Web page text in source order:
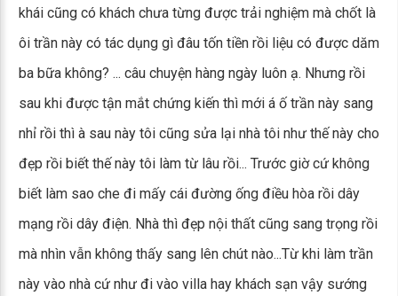
khái cũng có khách chưa từng được trải nghiệm mà chốt là
ôi trần này có tác dụng gì đâu tốn tiền rồi liệu có được dăm
ba bữa không? ... câu chuyện hàng ngày luôn ạ. Nhưng rồi
sau khi được tận mắt chứng kiến thì mới á ố trần này sang
nhỉ rồi thì à sau này tôi cũng sửa lại nhà tôi như thế này cho
đẹp rồi biết thế này tôi làm từ lâu rồi... Trước giờ cứ không
biết làm sao che đi mấy cái đường ống điều hòa rồi dây
mạng rồi dây điện. Nhà thì đẹp nội thất cũng sang trọng rồi
mà nhìn vẫn không thấy sang lên chút nào...Từ khi làm trần
này vào nhà cứ như đi vào villa hay khách sạn vậy sướng